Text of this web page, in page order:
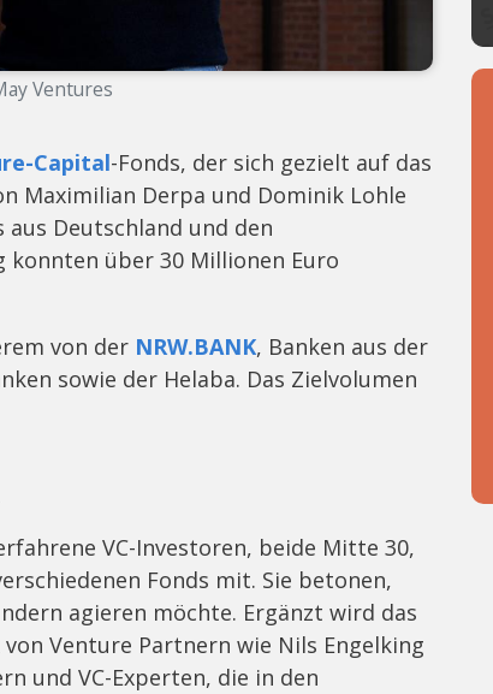
Ventures
Capital-Fonds, der sich gezielt auf das
Maximilian Derpa und Dominik Lohle
Deutschland und den
konnten über 30 Millionen Euro
von der NRW.BANK, Banken aus der
sowie der Helaba. Das Zielvolumen
VC-Investoren, beide Mitte 30,
Fonds mit. Sie betonen,
agieren möchte. Ergänzt wird das
Venture Partnern wie Nils Engelking
und VC-Experten, die in den